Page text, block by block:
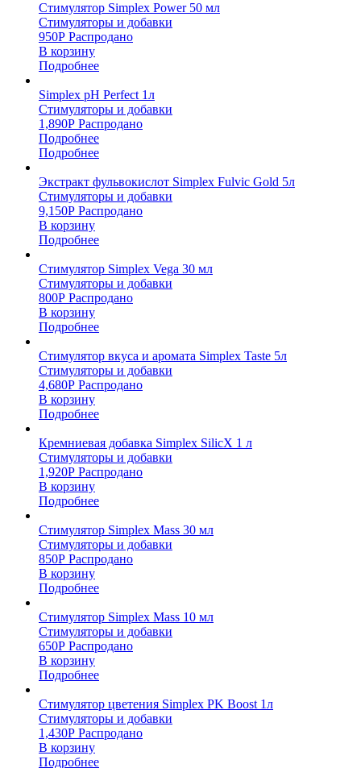
Стимулятор Simplex Power 50 мл
Стимуляторы и добавки
950Р Распродано
В корзину
Подробнее
Simplex pH Perfect 1л
Стимуляторы и добавки
1,890Р Распродано
Подробнее
Подробнее
Экстракт фульвокислот Simplex Fulvic Gold 5л
Стимуляторы и добавки
9,150Р Распродано
В корзину
Подробнее
Стимулятор Simplex Vega 30 мл
Стимуляторы и добавки
800Р Распродано
В корзину
Подробнее
Стимулятор вкуса и аромата Simplex Taste 5л
Стимуляторы и добавки
4,680Р Распродано
В корзину
Подробнее
Кремниевая добавка Simplex SilicX 1 л
Стимуляторы и добавки
1,920Р Распродано
В корзину
Подробнее
Стимулятор Simplex Mass 30 мл
Стимуляторы и добавки
850Р Распродано
В корзину
Подробнее
Стимулятор Simplex Mass 10 мл
Стимуляторы и добавки
650Р Распродано
В корзину
Подробнее
Стимулятор цветения Simplex PK Boost 1л
Стимуляторы и добавки
1,430Р Распродано
В корзину
Подробнее